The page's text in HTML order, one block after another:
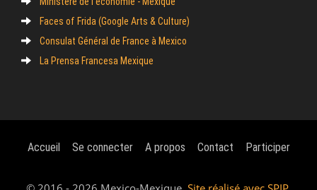
Faces of Frida (Google Arts & Culture)
Consulat Général de France à Mexico
La Prensa Francesa Mexique
Accueil Se connecter A propos Contact Participer